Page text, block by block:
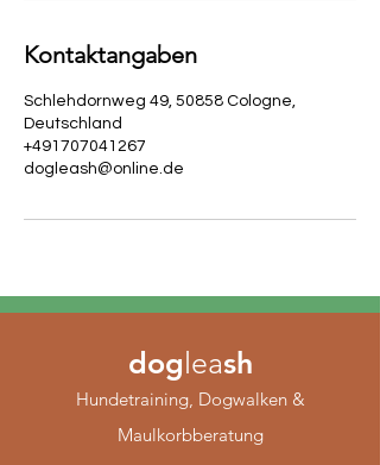
Kontaktangaben
Schlehdornweg 49, 50858 Cologne,
Deutschland
+491707041267
dogleash@online.de
dogleash
Hundetraining, Dogwalken &
Maulkorbberatung